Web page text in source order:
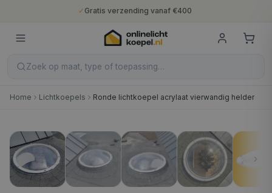
✓ Gratis verzending vanaf €400
10 jaar fabrieksgarantie
Nederlandse productie
Zoek op maat, type of toepassing…
Home Lichtkoepels Ronde lichtkoepel acrylaat vierwandig helder
1 7